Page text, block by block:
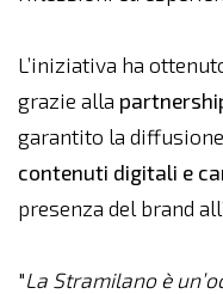
L’iniziativa ha
grazie alla
garantito la
contenuti digitali e
presenza del brand
"La Stramilano è